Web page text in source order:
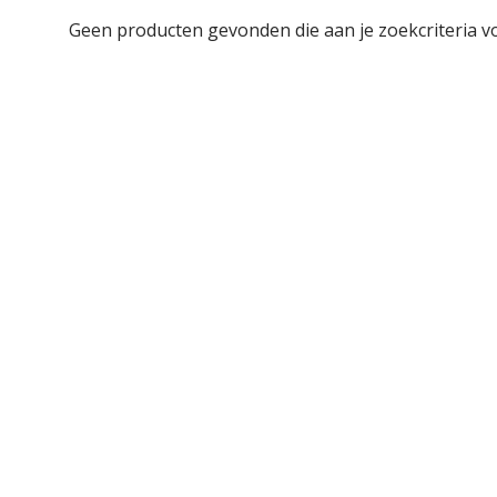
Geen producten gevonden die aan je zoekcriteria